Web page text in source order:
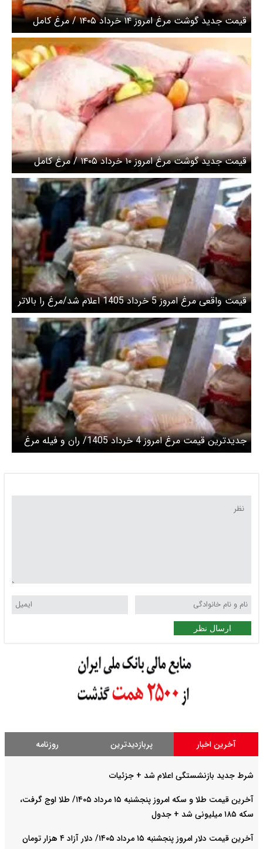
قیمت جدید گوشت مرغ امروز ۱۴ خرداد ۱۴۰۵ / مرغ کامل
کیلویی چند شد؟ + جدول
قیمت جدید گوشت مرغ امروز ۱۰ خرداد ۱۴۰۵ / مرغ کامل
کیلویی چند شد؟ + جدول
قیمت واقعی مرغ امروز 5 خرداد 1405 اعلام شد/مرغ را بالاتر
از این قیمت نخرید
جدیدترین قیمت مرغ امروز 4 خرداد 1405/ ران و فیله مرغ
کیلویی چند شد؟
ارسال نظر
آخرین اخبار پربازدیدترین روزنامه
شرط جدید بازنشستگی اعلام شد + جزئیات
آخرین قیمت طلا و سکه امروز پنجشنبه ۱۵ مرداد ۱۴۰۵/ طلا اوج گرفت،
سکه ۱۸۵ میلیونی شد + جدول
آخرین قیمت دلار امروز پنجشنبه ۱۵ مرداد ۱۴۰۵/ دلار آزاد ۴ هزار تومان